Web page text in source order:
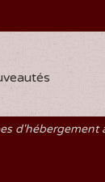
d'hébergement